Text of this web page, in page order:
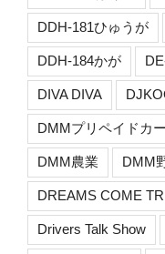
DDH-181ひゅうが
DDH-184かが
DIVA DIVA
DMMプリペイドカ
DMM農業 DMM
DREAMS COME
Drivers Talk Show